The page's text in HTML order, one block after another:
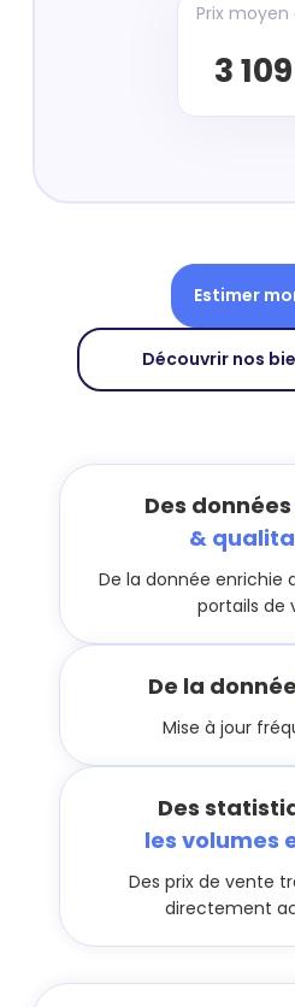
Prix moyen
3
Estimer
Découvrir nos
Des données
&
De la donnée enrichie
portails de
De la donnée
Mise à jour
Des
les volumes
Des prix de vente
directement